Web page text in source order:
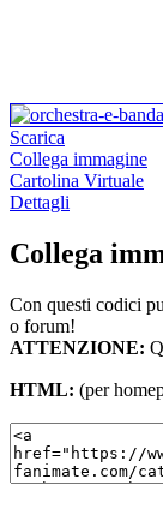
Scarica
Collega immagine
Cartolina Virtuale
Dettagli
Collega
Con questi codici
o forum!
ATTENZIONE:
HTML: (per